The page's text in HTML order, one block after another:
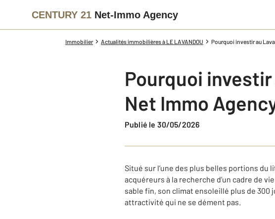
CENTURY 21 Net-Immo Agency
Immobilier Actualités immobilières à LE LAVANDOU Pourquoi investir au
Pourquoi investir
Net Immo
Publié le 30/05/2026
Situé sur l’une des plus belles portions
acquéreurs à la recherche d’un cadre de
sable fin, son climat ensoleillé plus de 300
attractivité qui ne se dément pas.